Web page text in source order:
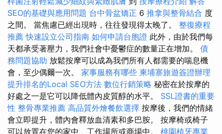
SEO的基礎與應用問題 台中骨盆矯正 6 推拿與整骨結合 度
之間。 當焦慮已經出現時，往往發現得太晚了。 整復療程
推薦 快速設立公司指南 如何申請台胞證 此外，由於我們每
天都承受著壓力，我們社會中憂鬱症的數量正在增加。 債
務問題協助 放鬆按摩可以成為我們所有人都需要的喘息機
會，至少偶爾一次。 家事服務有哪些 柬埔寨旅遊簽證辦理
提升排名的Local SEO方法 數位行銷策略 秘密在於按摩的
好處之一是它可以降低體內皮質醇的水平。 SSL證書的重要
性 整骨專業推薦 高品質外燴餐飲選擇 按摩後，我們的情緒
會立即提升，體內會釋放血清素和多巴胺。 按摩椅或椅子
可以放置在您的家中、工作場所或商場中。 桃園植牙專業